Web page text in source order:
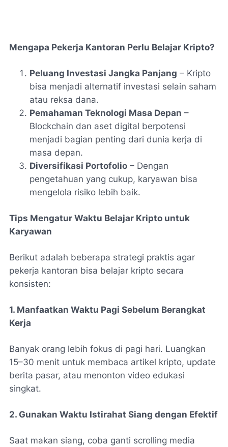
Mengapa Pekerja Kantoran Perlu Belajar Kripto?
Peluang Investasi Jangka Panjang – Kripto
bisa menjadi alternatif investasi selain saham
atau reksa dana.
Pemahaman Teknologi Masa Depan –
Blockchain dan aset digital berpotensi
menjadi bagian penting dari dunia kerja di
masa depan.
Diversifikasi Portofolio – Dengan
pengetahuan yang cukup, karyawan bisa
mengelola risiko lebih baik.
Tips Mengatur Waktu Belajar Kripto untuk
Karyawan
Berikut adalah beberapa strategi praktis agar
pekerja kantoran bisa belajar kripto secara
konsisten:
1. Manfaatkan Waktu Pagi Sebelum Berangkat
Kerja
Banyak orang lebih fokus di pagi hari. Luangkan
15–30 menit untuk membaca artikel kripto, update
berita pasar, atau menonton video edukasi
singkat.
2. Gunakan Waktu Istirahat Siang dengan Efektif
Saat makan siang, coba ganti scrolling media